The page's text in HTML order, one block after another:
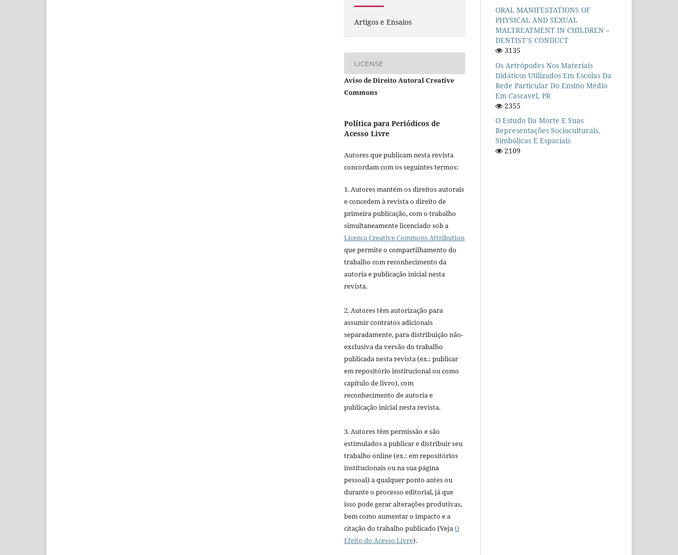
Artigos e Ensaios
LICENSE
Aviso de Direito Autoral Creative
Commons
Política para Periódicos de
Acesso Livre
Autores que publicam nesta revista
concordam com os seguintes termos:
1. Autores mantém os direitos autorais
e concedem à revista o direito de
primeira publicação, com o trabalho
simultaneamente licenciado sob a
Licença Creative Commons Attribution
que permite o compartilhamento do
trabalho com reconhecimento da
autoria e publicação inicial nesta
revista.
2. Autores têm autorização para
assumir contratos adicionais
separadamente, para distribuição não-
exclusiva da versão do trabalho
publicada nesta revista (ex.: publicar
em repositório institucional ou como
capítulo de livro), com
reconhecimento de autoria e
publicação inicial nesta revista.
3. Autores têm permissão e são
estimulados a publicar e distribuir seu
trabalho online (ex.: em repositórios
institucionais ou na sua página
pessoal) a qualquer ponto antes ou
durante o processo editorial, já que
isso pode gerar alterações produtivas,
bem como aumentar o impacto e a
citação do trabalho publicado (VejaO
Efeito do Acesso Livre).
ORAL MANIFESTATIONS OF
PHYSICAL AND SEXUAL
MALTREATMENT IN CHILDREN –
DENTIST’S CONDUCT
3135
Os Artrópodes Nos Materiais
Didáticos Utilizados Em Escolas Da
Rede Particular Do Ensino Médio
Em Cascavel, PR
2355
O Estudo Da Morte E Suas
Representações Socioculturais,
Simbólicas E Espaciais
2109